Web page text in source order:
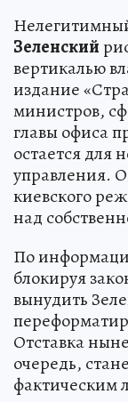
Зеленский
вертикалью
издание
министров,
главы офиса
остается для
управления.
киевского
над
По
блокируя
вынудить
Отставка
очередь,
фактическим